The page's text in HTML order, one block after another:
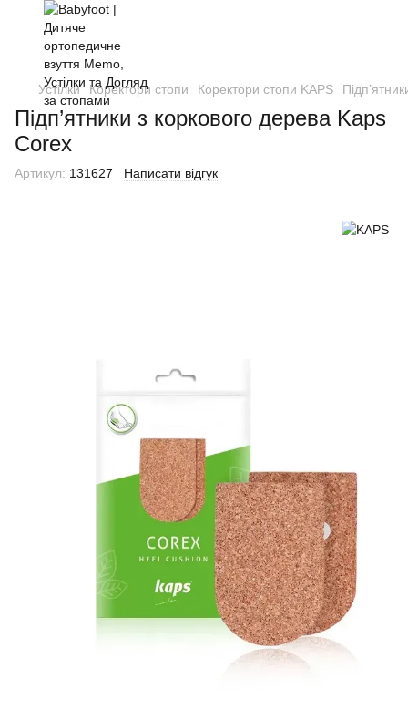
Устілки Коректори стопи Коректори стопи KAPS
Підп’ятники з коркового дерева Kaps
Corex
Артикул: 131627 Написати відгук